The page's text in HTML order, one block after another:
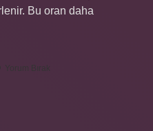
Bu oran daha
Yorum Bırak